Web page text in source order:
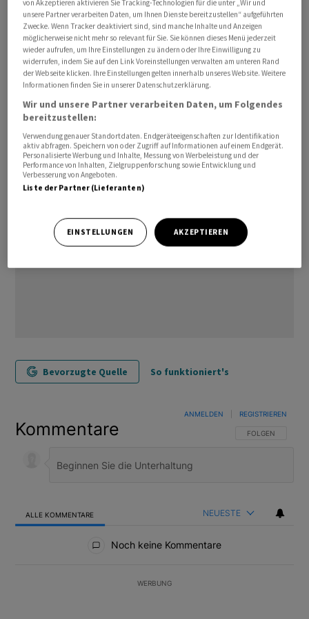
Die Aufträge für langlebige Güter fielen laut einer
zweiten Schätzung um 4,5 Prozent zum Vormonat.
Damit wurde eine erste Schätzung betätigt. Ohne
Transportgüter legten die Aufträge um 1,4 Prozent
zu./jsl//he
(AWP)
Bevorzugte Quelle So funktioniert's
Kommentare FOLGE DIESER
FOLGEN
ANMELDEN REGISTRIEREN
ALLE KOMMENTARE NEUESTE
Noch keine Kommentare
WERBUNG
von Akzeptieren aktivieren Sie Tracking-Technologien für die unter „Wir und
unsere Partner verarbeiten Daten, um Ihnen Dienste bereitzustellen“ aufgeführten
Zwecke. Wenn Tracker deaktiviert sind, sind manche Inhalte und Anzeigen
möglicherweise nicht mehr so relevant für Sie. Sie können dieses Menü jederzeit
wieder aufrufen, um Ihre Einstellungen zu ändern oder Ihre Einwilligung zu
widerrufen, indem Sie auf den Link Voreinstellungen verwalten am unteren Rand
der Webseite klicken. Ihre Einstellungen gelten innerhalb unseres Website. Weitere
Informationen finden Sie in unserer Datenschutzerklärung.
Wir und unsere Partner verarbeiten Daten, um Folgendes
bereitzustellen:
Verwendung genauer Standortdaten. Endgeräteeigenschaften zur Identifikation
aktiv abfragen. Speichern von oder Zugriff auf Informationen auf einem Endgerät.
Personalisierte Werbung und Inhalte, Messung von Werbeleistung und der
Performance von Inhalten, Zielgruppenforschung sowie Entwicklung und
Verbesserung von Angeboten.
Liste der Partner (Lieferanten)
EINSTELLUNGEN AKZEPTIEREN